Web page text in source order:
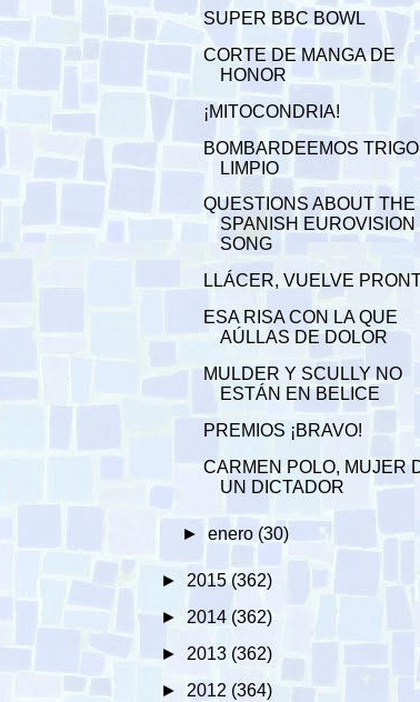
SUPER BBC BOWL
CORTE DE MANGA DE
HONOR
¡MITOCONDRIA!
BOMBARDEEMOS TRIGO
LIMPIO
QUESTIONS ABOUT THE
SPANISH EUROVISION
SONG
LLÁCER, VUELVE
ESA RISA CON LA QUE
AÚLLAS DE DOLOR
MULDER Y SCULLY NO
ESTÁN EN BELICE
PREMIOS ¡BRAVO!
CARMEN POLO, MUJER
UN DICTADOR
► enero (30)
► 2015 (362)
► 2014 (362)
► 2013 (362)
► 2012 (364)